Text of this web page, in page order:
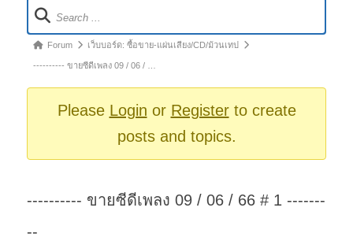
Forum
Navigation
Forum
breadcrumbs
Forum เว็บบอร์ด: ซื้อขาย-แผ่นเสียง/CD/ม้วนเทป
---------- ขายซีดีเพลง 09 / 06 / …
Please Login or Registerto create
posts and topics.
---------- ขายซีดีเพลง 09 / 06 / 66 # 1 -------
--